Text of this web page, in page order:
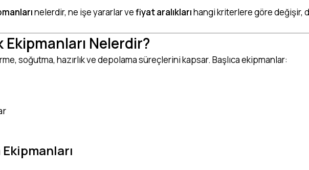
nelerdir, ne işe yararlar vefiyat aralıklarıhangi kriterlere göre değişir,
Nelerdir?
soğutma, hazırlık ve depolama süreçlerini kapsar. Başlıca ekipmanlar: